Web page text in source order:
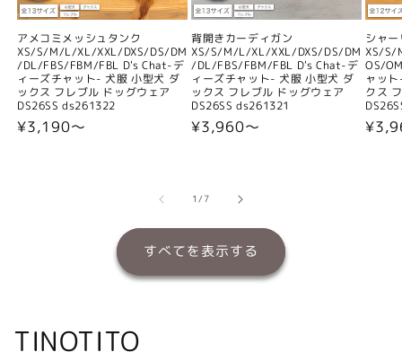
アメコミメッシュタンク
XS/S/M/L/XL/XXL/DXS/DS/DM
/DL/FBS/FBM/FBL D's Chat-デ
ィーズチャット- 犬服 小型犬 ダ
ックス フレブル ドッグウェア
DS26SS ds261322
通
¥3,190〜
背開きカーディガン
XS/S/M/L/XL/XXL/DXS/DS/DM
/DL/FBS/FBM/FBL D's Chat-デ
ィーズチャット- 犬服 小型犬 ダ
ックス フレブル ドッグウェア
DS26SS ds261321
通
¥3,960〜
シャ
XS/
OS/
ャッ
クス
通
1/の
7
すべてを表示する
TINOTITO